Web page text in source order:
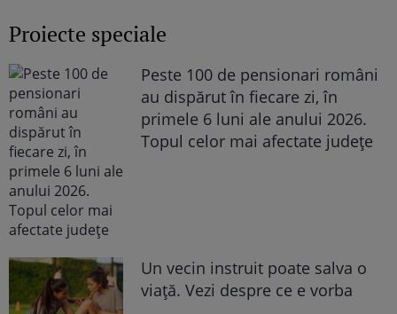
Proiecte speciale
Peste 100 de pensionari români
au dispărut în fiecare zi, în
primele 6 luni ale anului 2026.
Topul celor mai afectate județe
Un vecin instruit poate salva o
viață. Vezi despre ce e vorba